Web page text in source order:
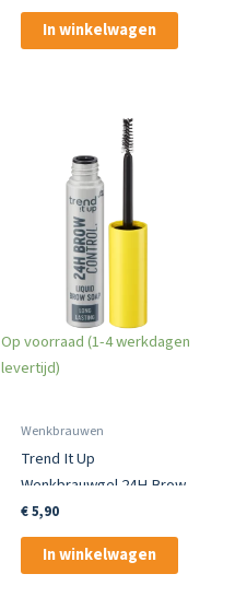
030 Bruin
In winkelwagen
Op voorraad (1-4 werkdagen
levertijd)
Wenkbrauwen
Trend It Up
Wenkbrauwgel 24H Brow
Control Liquid Soap 8 ml
€5,90
In winkelwagen